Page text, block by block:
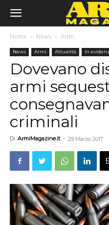
Home News Armi
News Armi Attualità In
Dovevano
armi
criminali
Di ArmiMagazine.it - 29 Marzo 2017